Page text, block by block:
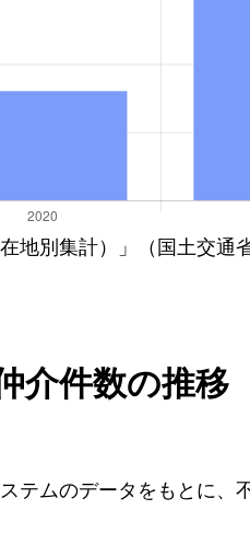
別集計）」（国土交通
介件数の推移
テムのデータをもとに